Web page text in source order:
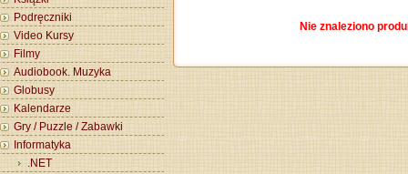
Podręczniki
Video Kursy
Filmy
Audiobook. Muzyka
Globusy
Kalendarze
Gry / Puzzle / Zabawki
Informatyka
.NET
Nie znaleziono